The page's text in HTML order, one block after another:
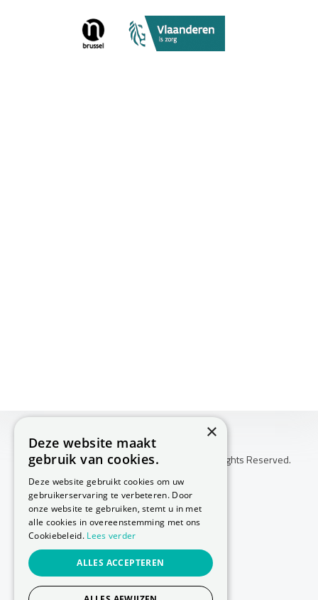
Copyright © 2026 Huis Voor Gezondheid. All Rights Reserved.
Annuleringsvoorwaarden
-
-
Privacy Policy
-
Cookie Policy
×
Deze website maakt
gebruik van cookies.
Deze website gebruikt cookies om uw
gebruikerservaring te verbeteren. Door
onze website te gebruiken, stemt u in met
alle cookies in overeenstemming met ons
Cookiebeleid. Lees verder
ALLES ACCEPTEREN